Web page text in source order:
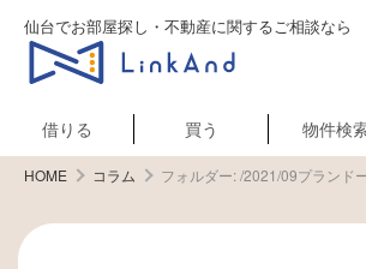
仙台でお部屋探し・不動産に関するご相談なら
借りる 買う 物件検
HOME コラム フォルダー:/2021/09プランド